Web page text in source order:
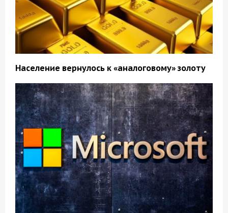
Население вернулось к «аналоговому» золоту